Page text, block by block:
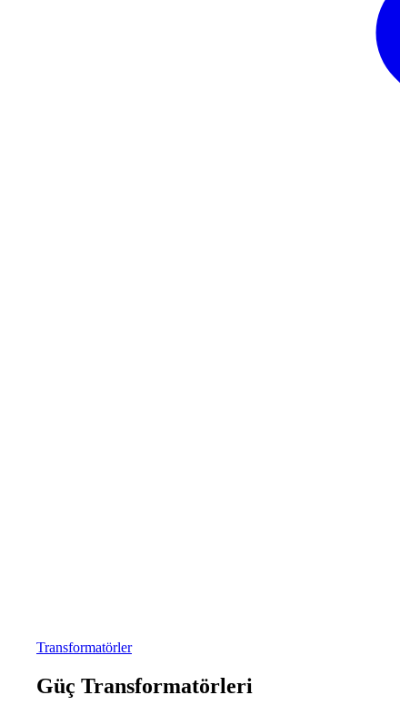
Transformatörler
Güç Transformatörleri